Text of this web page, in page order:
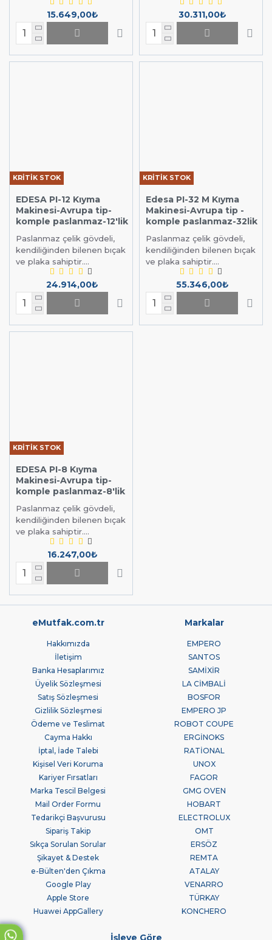
15.649,00₺ 30.311,00₺
KRİTİK STOK
EDESA PI-12 Kıyma
Makinesi-Avrupa tip-
komple paslanmaz-12'lik
Paslanmaz çelik gövdeli,
kendiliğinden bilenen bıçak
ve plaka sahiptir....
24.914,00₺
KRİTİK STOK
Edesa PI-32 M Kıyma
Makinesi-Avrupa tip -
komple paslanmaz-32lik
Paslanmaz çelik gövdeli,
kendiliğinden bilenen bıçak
ve plaka sahiptir....
55.346,00₺
KRİTİK STOK
EDESA PI-8 Kıyma
Makinesi-Avrupa tip-
komple paslanmaz-8'lik
Paslanmaz çelik gövdeli,
kendiliğinden bilenen bıçak
ve plaka sahiptir....
16.247,00₺
eMutfak.com.tr
Hakkımızda
İletişim
Banka Hesaplarımız
Üyelik Sözleşmesi
Satış Sözleşmesi
Gizlilik Sözleşmesi
Ödeme ve Teslimat
Cayma Hakkı
İptal, İade Talebi
Kişisel Veri Koruma
Kariyer Fırsatları
Marka Tescil Belgesi
Mail Order Formu
Tedarikçi Başvurusu
Sipariş Takip
Sıkça Sorulan Sorular
Şikayet & Destek
e-Bülten'den Çıkma
Google Play
Apple Store
Huawei AppGallery
Markalar
EMPERO
SANTOS
SAMİXİR
LA CİMBALİ
BOSFOR
EMPERO JP
ROBOT COUPE
ERGİNOKS
RATİONAL
UNOX
FAGOR
GMG OVEN
HOBART
ELECTROLUX
OMT
ERSÖZ
REMTA
ATALAY
VENARRO
TÜRKAY
KONCHERO
İşleve Göre